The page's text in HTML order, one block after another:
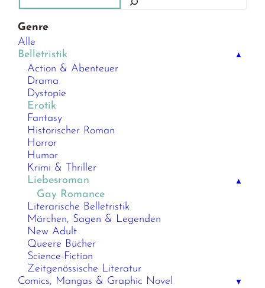
Genre
Alle
Belletristik
▲
Action & Abenteuer
Drama
Dystopie
Erotik
Fantasy
Historischer Roman
Horror
Humor
Krimi & Thriller
Liebesroman
▲
Gay Romance
Literarische Belletristik
Märchen, Sagen & Legenden
New Adult
Queere Bücher
Science-Fiction
Zeitgenössische Literatur
Comics, Mangas & Graphic Novel
▼